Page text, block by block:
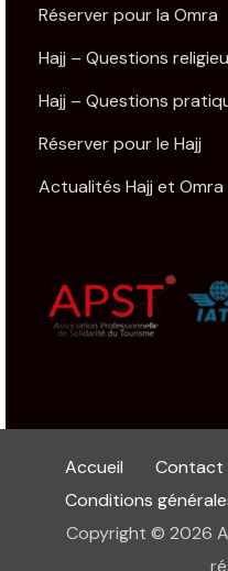
Réserver pour la Omra
Hajj – Questions
Hajj – Questions
Réserver pour le Hajj
Actualités Hajj et Omra
Accueil Contact
Conditions
Copyright © 2026